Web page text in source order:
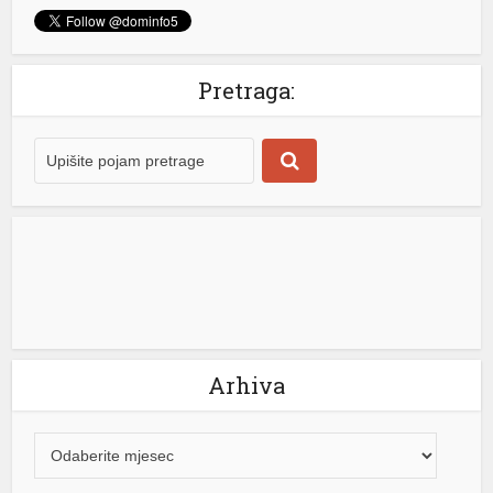
je manastir Draževina, odakle je uputio poruku o
poručio da mu je drago što se Ujedinjena Srpska i Stara
vrijednostima. „Drago mi je da se mi iz […]
Pretraga:
Arhiva